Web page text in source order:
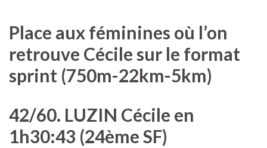
Place aux féminines où l’on
retrouve Cécile sur le format
sprint (750m-22km-5km)
42/60. LUZIN Cécile en
1h30:43 (24ème SF)